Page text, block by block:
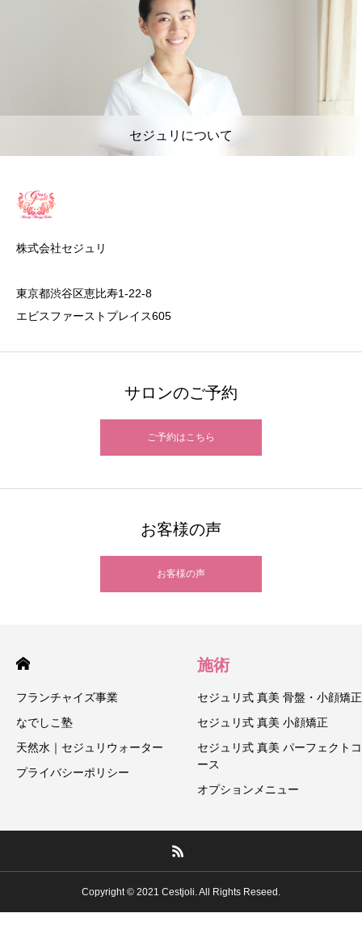
セジュリについて
株式会社セジュリ
東京都渋谷区恵比寿1-22-8
エビスファーストプレイス605
サロンのご予約
ご予約はこちら
お客様の声
お客様の声
フランチャイズ事業
なでしこ塾
天然水｜セジュリウォーター
プライバシーポリシー
施術
セジュリ式 真美 骨盤・小顔矯正
セジュリ式 真美 小顔矯正
セジュリ式 真美 パーフェクトコ
ース
オプションメニュー
Copyright © 2021 Cestjoli. All Rights Reseed.